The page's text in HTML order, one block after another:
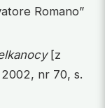
Romano”
[z
2002, nr 70, s.